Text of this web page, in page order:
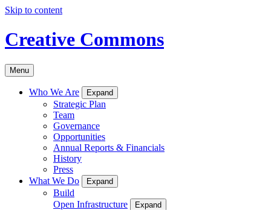
Skip to content
Creative Commons
Menu
Who We Are Expand
Strategic Plan
Team
Governance
Opportunities
Annual Reports & Financials
History
Press
What We Do
Expand
Build
Open Infrastructure
Expand